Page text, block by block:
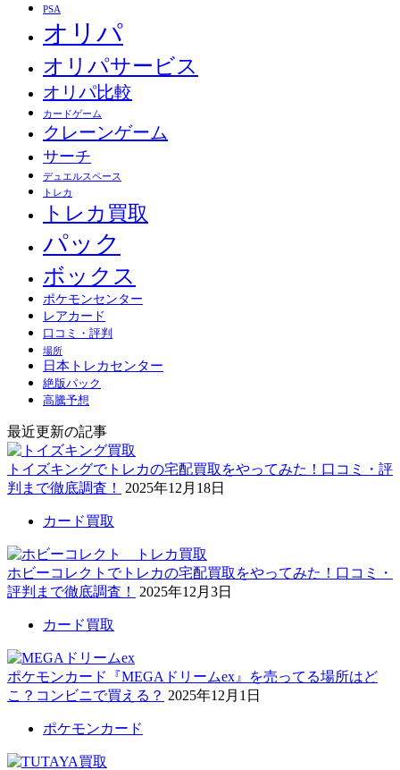
PSA
オリパ
オリパサービス
オリパ比較
カードゲーム
クレーンゲーム
サーチ
デュエルスペース
トレカ
トレカ買取
パック
ボックス
ポケモンセンター
レアカード
口コミ・評判
場所
日本トレカセンター
絶版パック
高騰予想
最近更新の記事
トイズキングでトレカの宅配買取をやってみた！口コミ・評
判まで徹底調査！
2025年12月18日
カード買取
ホビーコレクトでトレカの宅配買取をやってみた！口コミ・
評判まで徹底調査！
2025年12月3日
カード買取
ポケモンカード『MEGAドリームex』を売ってる場所はど
こ？コンビニで買える？ 2025年12月1日
ポケモンカード